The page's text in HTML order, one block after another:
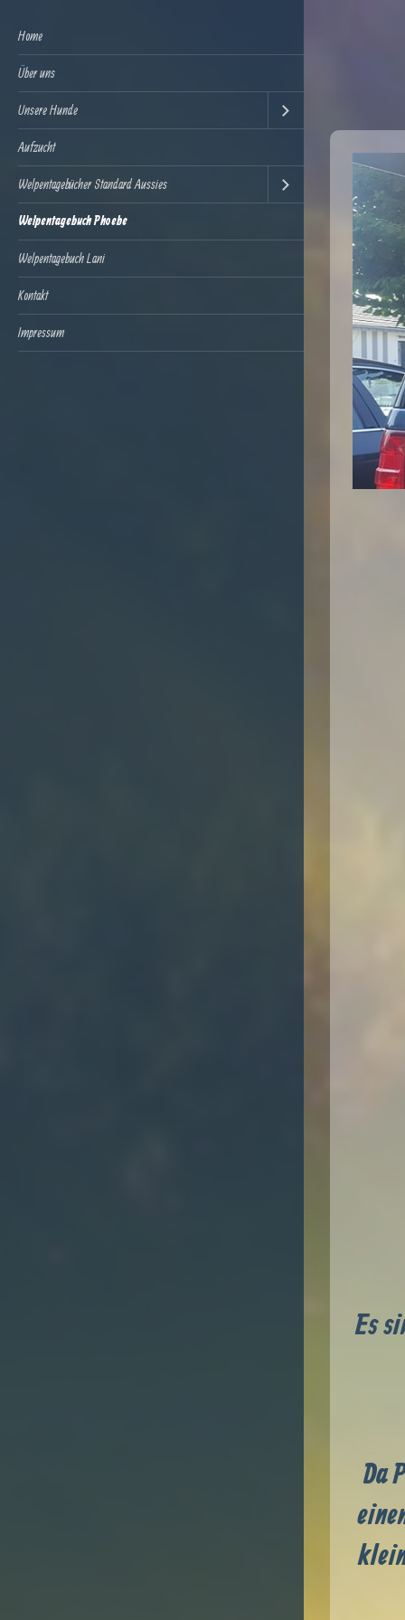
Home
Über uns
Unsere Hunde
Aufzucht
Welpentagebücher Standard Aussies
Welpentagebuch Phoebe
Welpentagebuch Lani
Kontakt
Impressum
Es
Da